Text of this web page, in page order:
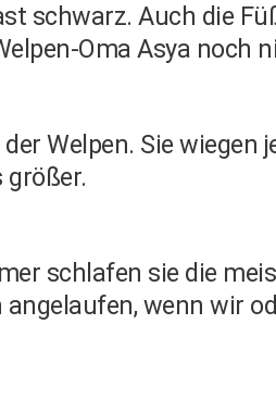
schwarz. Auch die
Oma Asya noch
Welpen. Sie
schlafen sie die
wenn wir